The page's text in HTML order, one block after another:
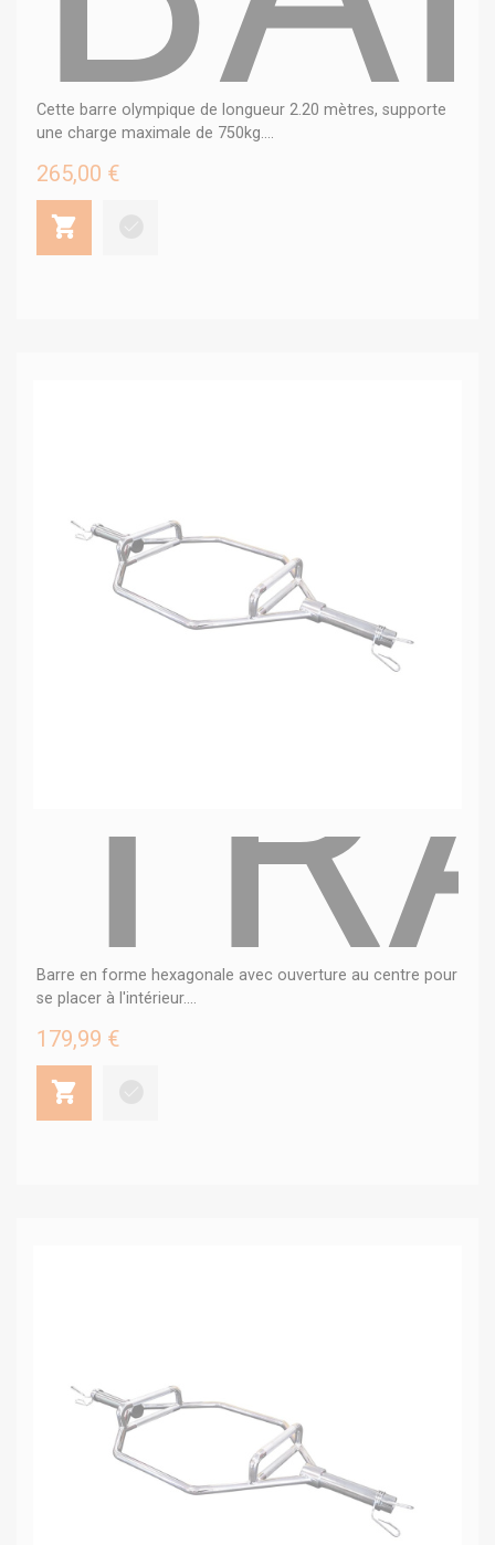
Cette barre olympique de longueur 2.20 mètres, supporte
une charge maximale de 750kg....
265,00 €
Barre en forme hexagonale avec ouverture au centre pour
se placer à l'intérieur....
179,99 €